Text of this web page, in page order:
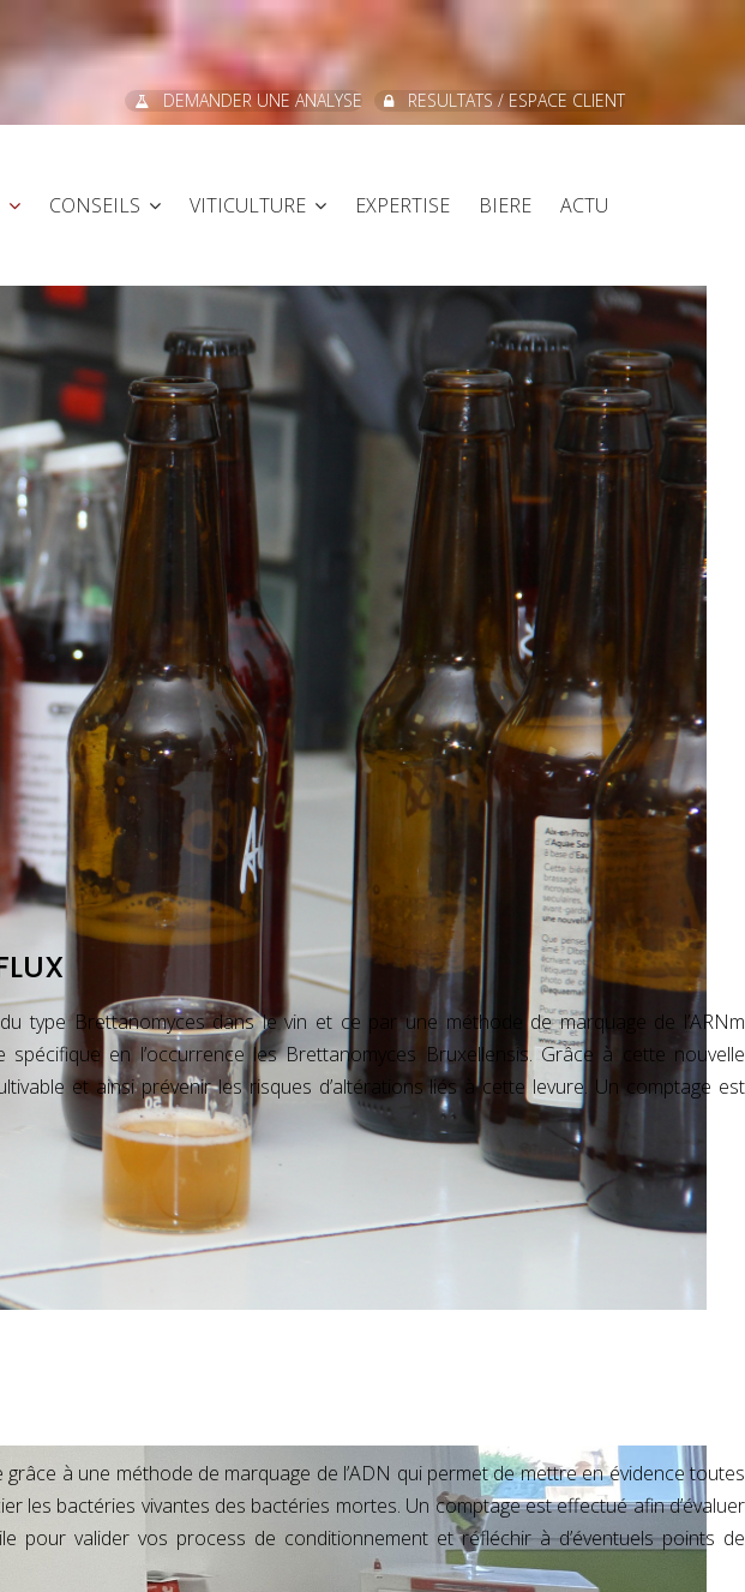
DEMANDER UNE ANALYSE
RESULTATS / ESPACE CLIENT
CONSEILS VITICULTURE EXPERTISE BIERE ACTU
type Brettanomyces dans le vin et ce par une méthode de marquage de l’ARNm
en l’occurrence les Brettanomyces Bruxellensis. Grâce à cette nouvelle
et ainsi prévenir les risques d’altérations liés à cette levure. Un comptage est
à une méthode de marquage de l’ADN qui permet de mettre en évidence toutes
les bactéries vivantes des bactéries mortes. Un comptage est effectué afin d’évaluer
pour valider vos process de conditionnement et réfléchir à d’éventuels points de